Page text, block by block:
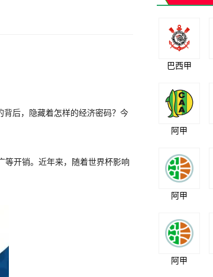
后，隐藏着怎样的经济密码？今
等开销。近年来，随着世界杯影响
巴西甲
阿甲
阿甲
阿甲